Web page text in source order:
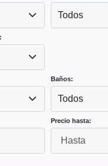
Todos
Baños:
Todos
Precio hasta: